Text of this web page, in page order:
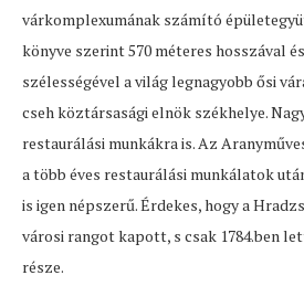
várkomplexumának számító
könyve szerint 570 méteres hosszával
szélességével a világ legnagyobb ősi
cseh köztársasági elnök székhelye.
restaurálási munkákra is. Az
a több éves restaurálási munkálatok
is igen népszerű. Érdekes, hogy a
városi rangot kapott, s csak 1784.ben
része.